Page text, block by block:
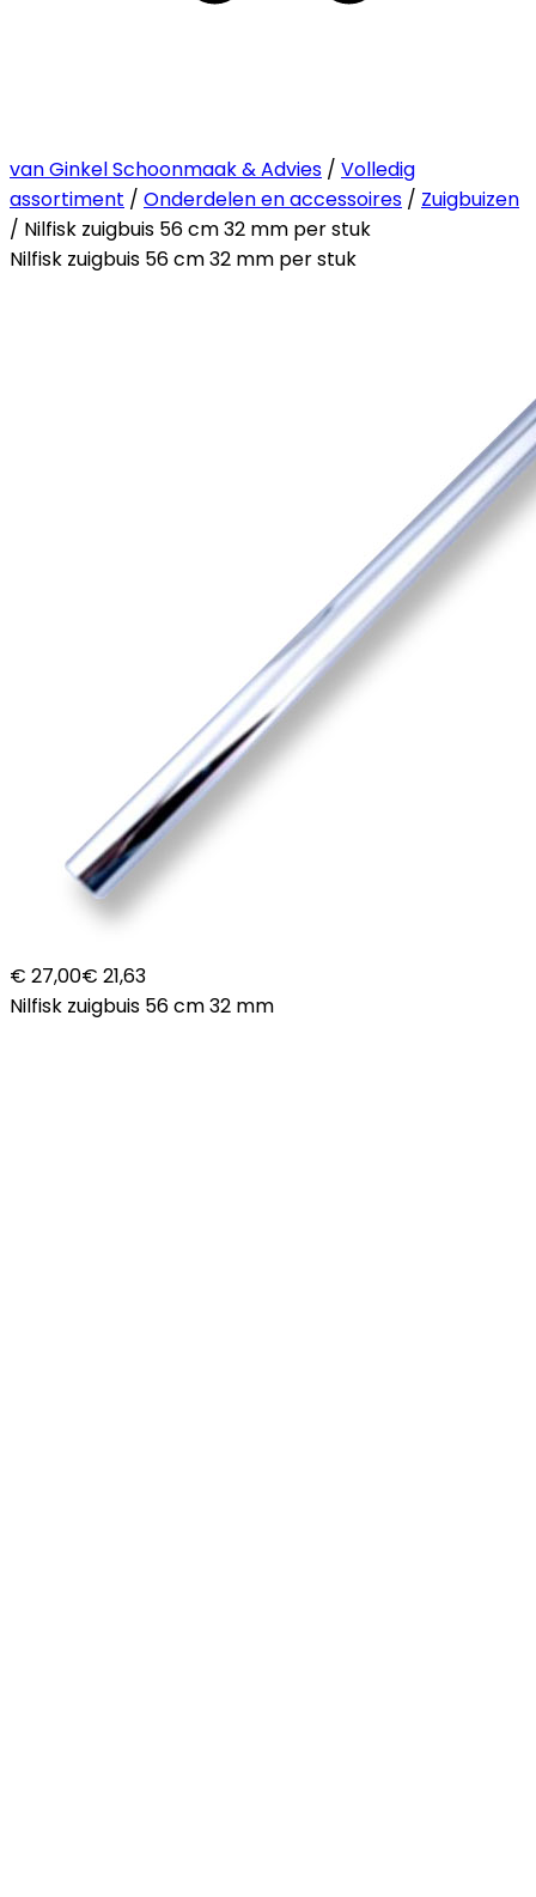
van Ginkel Schoonmaak & Advies / Volledig
assortiment / Onderdelen en accessoires / Zuigbuizen
/ Nilfisk zuigbuis 56 cm 32 mm per stuk
Nilfisk zuigbuis 56 cm 32 mm per stuk
€ 27,00€ 21,63
Nilfisk zuigbuis 56 cm 32 mm